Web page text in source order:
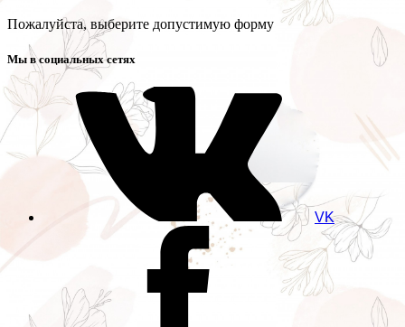
Пожалуйста, выберите допустимую форму
Мы в социальных сетях
VK